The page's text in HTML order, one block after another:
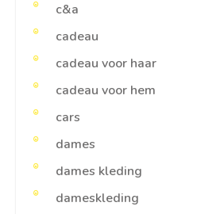
c&a
cadeau
cadeau voor haar
cadeau voor hem
cars
dames
dames kleding
dameskleding